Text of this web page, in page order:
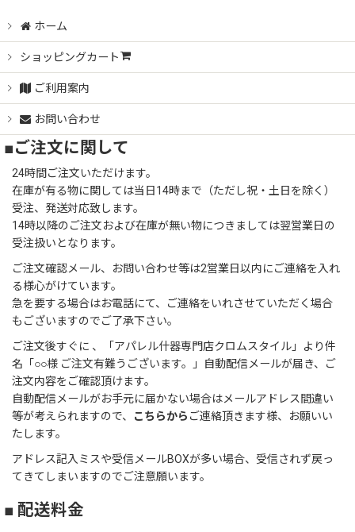
ホーム
ショッピングカート
ご利用案内
お問い合わせ
■ご注文に関して
24時間ご注文いただけます。
在庫が有る物に関しては当日14時まで（ただし祝・土日を除く）
受注、発送対応致します。
14時以降のご注文および在庫が無い物につきましては翌営業日の
受注扱いとなります。
ご注文確認メール、お問い合わせ等は2営業日以内にご連絡を入れ
る様心がけています。
急を要する場合はお電話にて、ご連絡をいれさせていただく場合
もございますのでご了承下さい。
ご注文後すぐに 、「アパレル什器専門店クロムスタイル」より件
名「○○様 ご注文有難うございます。」自動配信メールが届き、ご
注文内容をご確認頂けます。
自動配信メールがお手元に届かない場合はメールアドレス間違い
等が考えられますので、
こちらから ご連絡頂きます様、お願いい
たします。
アドレス記入ミスや受信メールBOXが多い場合、受信されず戻っ
てきてしまいますのでご注意願います。
■ 配送料金